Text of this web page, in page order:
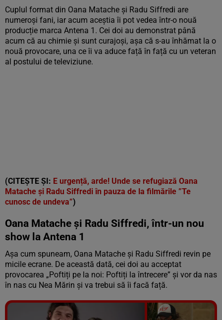
Cuplul format din Oana Matache și Radu Siffredi are
numeroși fani, iar acum aceștia îi pot vedea într-o nouă
producție marca Antena 1. Cei doi au demonstrat până
acum că au chimie și sunt curajoși, așa că s-au înhămat la o
nouă provocare, una ce îi va aduce față în față cu un veteran
al postului de televiziune.
(CITEȘTE ȘI: E urgență, arde! Unde se refugiază Oana
Matache și Radu Siffredi în pauza de la filmările ”Te
cunosc de undeva”)
Oana Matache și Radu Siffredi, într-un nou
show la Antena 1
Așa cum spuneam, Oana Matache și Radu Siffredi revin pe
micile ecrane. De această dată, cei doi au acceptat
provocarea „Poftiți pe la noi: Poftiți la întrecere” și vor da nas
în nas cu Nea Mărin și va trebui să îi facă față.